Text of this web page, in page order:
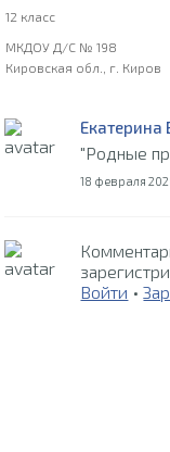
12 класс
МКДОУ Д/С № 198
Кировская обл., г. Киров
"Родные
18 февраля
Войти •